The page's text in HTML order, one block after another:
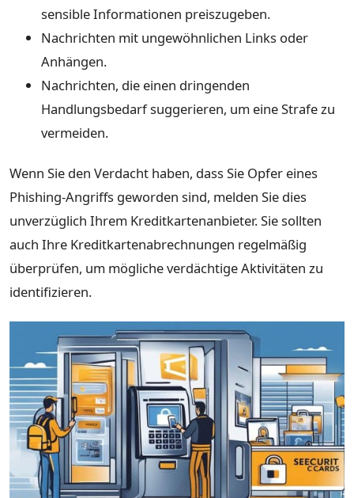
sensible Informationen preiszugeben.
Nachrichten mit ungewöhnlichen Links oder
Anhängen.
Nachrichten, die einen dringenden
Handlungsbedarf suggerieren, um eine Strafe zu
vermeiden.
Wenn Sie den Verdacht haben, dass Sie Opfer eines
Phishing-Angriffs geworden sind, melden Sie dies
unverzüglich Ihrem Kreditkartenanbieter. Sie sollten
auch Ihre Kreditkartenabrechnungen regelmäßig
überprüfen, um mögliche verdächtige Aktivitäten zu
identifizieren.